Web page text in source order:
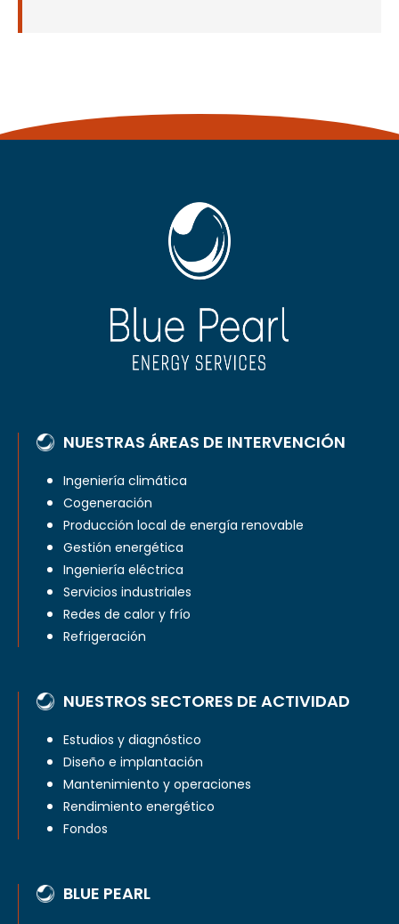
NUESTRAS ÁREAS DE INTERVENCIÓN
Ingeniería climática
Cogeneración
Producción local de energía renovable
Gestión energética
Ingeniería eléctrica
Servicios industriales
Redes de calor y frío
Refrigeración
NUESTROS SECTORES DE ACTIVIDAD
Estudios y diagnóstico
Diseño e implantación
Mantenimiento y operaciones
Rendimiento energético
Fondos
BLUE PEARL